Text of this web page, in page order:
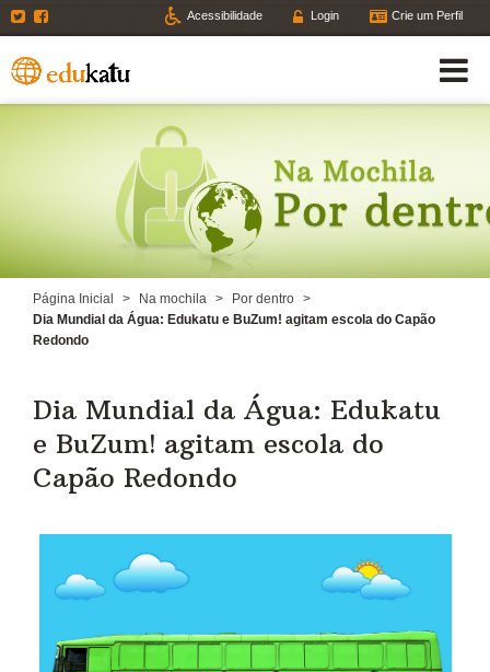
Twitter Acessibilidade Login Crie um Perfil
Página Inicial > Na mochila > Por dentro >
Dia Mundial da Água: Edukatu e BuZum! agitam escola do Capão
Redondo
Dia Mundial da Água: Edukatu
e BuZum! agitam escola do
Capão Redondo